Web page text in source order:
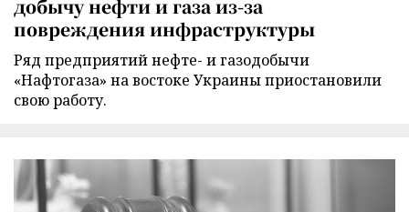
добычу нефти и газа из-за
повреждения инфраструктуры
Ряд предприятий нефте- и газодобычи
«Нафтогаза» на востоке Украины приостановили
свою работу.